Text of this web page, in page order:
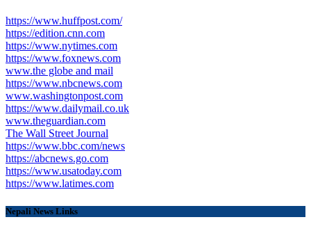
https://www.huffpost.com/
https://edition.cnn.com
https://www.nytimes.com
https://www.foxnews.com
www.the globe and mail
https://www.nbcnews.com
www.washingtonpost.com
https://www.dailymail.co.uk
www.theguardian.com
The Wall Street Journal
https://www.bbc.com/news
https://abcnews.go.com
https://www.usatoday.com
https://www.latimes.com
Nepali News Links